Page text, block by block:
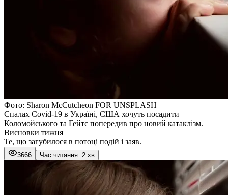
Фото: Sharon McCutcheon FOR UNSPLASH
Спалах Covid-19 в Україні, США хочуть посадити
Коломойського та Гейтс попередив про новий катаклізм.
Висновки тижня
Те, що загубилося в потоці подій і заяв.
3666 Час читання: 2 хв